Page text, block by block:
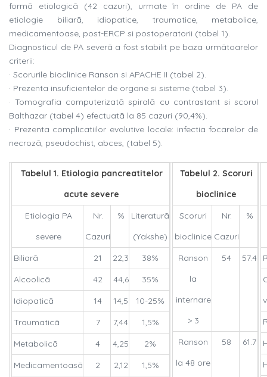
formã etiologicã (42 cazuri), urmate în ordine de PA de
etiologie biliarã, idiopatice, traumatice, metabolice,
medicamentoase, post-ERCP si postoperatorii (tabel 1).
Diagnosticul de PA severã a fost stabilit pe baza urmãtoarelor
criterii:
· Scorurile bioclinice Ranson si APACHE II (tabel 2).
· Prezenta insuficientelor de organe si sisteme (tabel 3).
· Tomografia computerizatã spiralã cu contrastant si scorul
Balthazar (tabel 4) efectuatã la 85 cazuri (90,4%).
· Prezenta complicatiilor evolutive locale: infectia focarelor de
necrozã, pseudochist, abces, (tabel 5).
Tabelul 1. Etiologia pancreatitelor
acute severe
Etiologia PA
severe
Nr.
Cazuri
%
Literaturã
(Yakshe)
Biliarã
21 22,3
38%
Alcoolicã
42 44,6
35%
Idiopaticã
14 14,5
10-25%
Traumaticã
7 7,44
1,5%
Metabolicã
4 4,25
2%
Medicamentoasã
2 2,12
1,5%
Tabelul 2. Scoruri
bioclinice
Scoruri
bioclinice
Nr.
Cazuri
%
Ranson
la
internare
> 3
54 57.4
Ranson
la 48 ore
58 61.7